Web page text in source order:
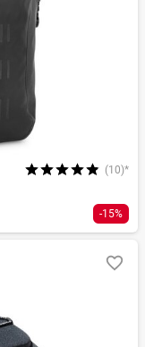
(10)*
-15%